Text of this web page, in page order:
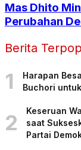
Mas Dhito
Perubahan
Berita
1
Harapan
Buchori
2
Keseruan
saat
Partai